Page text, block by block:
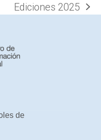
next
Ediciones 2025
de